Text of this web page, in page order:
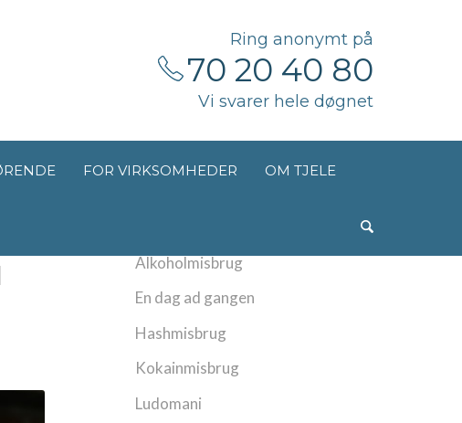
Ring anonymt på
70 20 40 80
Vi svarer hele døgnet
FOR VIRKSOMHEDER OM TJELE
Alkoholmisbrug
En dag ad gangen
Hashmisbrug
Kokainmisbrug
Ludomani